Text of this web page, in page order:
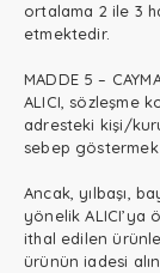
ortalama 2 ile 3
etmektedir.
MADDE 5 –
ALICI, sözleşme
adresteki kişi/
sebep göstermek
Ancak, yılbaşı,
yönelik ALICI’ya
ithal edilen
ürünün iadesi